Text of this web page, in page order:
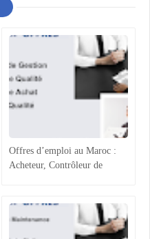
Offres d’emploi au Maroc :
Acheteur, Contrôleur de